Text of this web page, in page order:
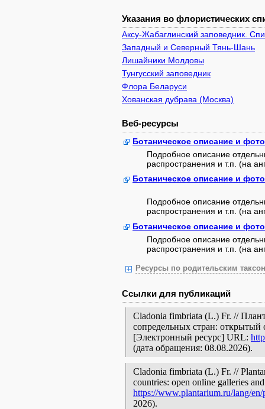
Указания во флористических
Аксу-Жабаглинский заповедник.
Западный и Северный Тянь-Шань
Лишайники Молдовы
Тунгусский заповедник
Флора Беларуси
Хованская дубрава (Москва)
Веб-ресурсы
Ботаническое описание и
Подробное описание
распространения и т.п. (на
Ботаническое описание и
Подробное описание
распространения и т.п. (на
Ботаническое описание и
Подробное описание
распространения и т.п. (на
Ресурсы по родительским
Ссылки для публикаций
Cladonia fimbriata (L.) Fr. //
сопредельных стран: открытый
[Электронный ресурс] URL:
(дата обращения: 08.08.2026).
Cladonia fimbriata (L.) Fr. //
countries: open online galleries
https://www.plantarium.ru/lang/
2026).